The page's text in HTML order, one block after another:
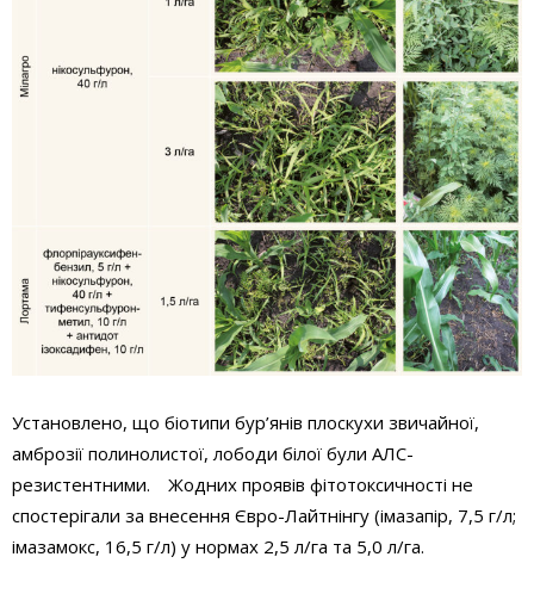
Установлено, що біотипи бур’янів плоскухи звичайної,
амброзії полинолистої, лободи білої були АЛС-
резистентними. Жодних проявів фітотоксичності не
спостерігали за внесення Євро-Лайтнінгу (імазапір, 7,5 г/л;
імазамокс, 16,5 г/л) у нормах 2,5 л/га та 5,0 л/га.